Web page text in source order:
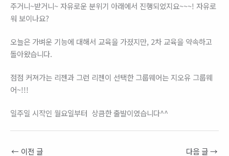
주거니~받거니~ 자유로운 분위기 아래에서 진행되었지요~~~! 자유로
워 보이나요?
오늘은 가벼운 기능에 대해서 교육을 가졌지만, 2차 교육을 약속하고
돌아왔습니다.
점점 커져가는 리젠과 그런 리젠이 선택한 그룹웨어는 지오유 그룹웨
어~!!!
일주일 시작인 월요일부터 상큼한 출발이였습니다^^
← 이전 글 다음 글→